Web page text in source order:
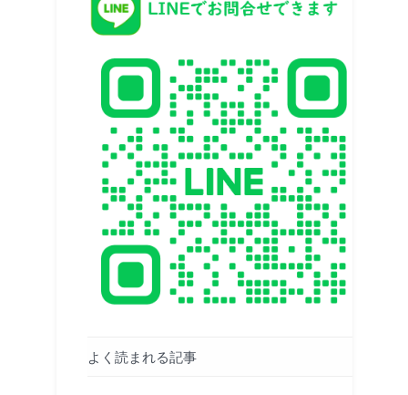
よく読まれる記事